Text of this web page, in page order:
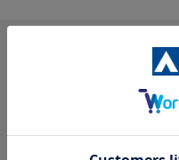
INFORMATION